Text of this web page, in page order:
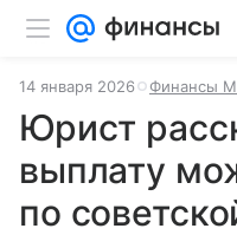
14 января 2026 Финансы
Юрист
выплату
по